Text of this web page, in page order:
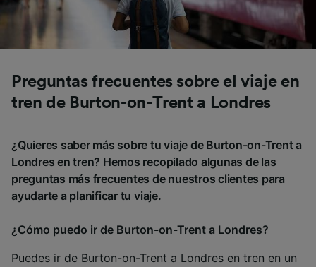
Preguntas frecuentes sobre el viaje en
tren de Burton-on-Trent a Londres
¿Quieres saber más sobre tu viaje de Burton-on-Trent a
Londres en tren? Hemos recopilado algunas de las
preguntas más frecuentes de nuestros clientes para
ayudarte a planificar tu viaje.
¿Cómo puedo ir de Burton-on-Trent a Londres?
Puedes ir de Burton-on-Trent a Londres en tren en un